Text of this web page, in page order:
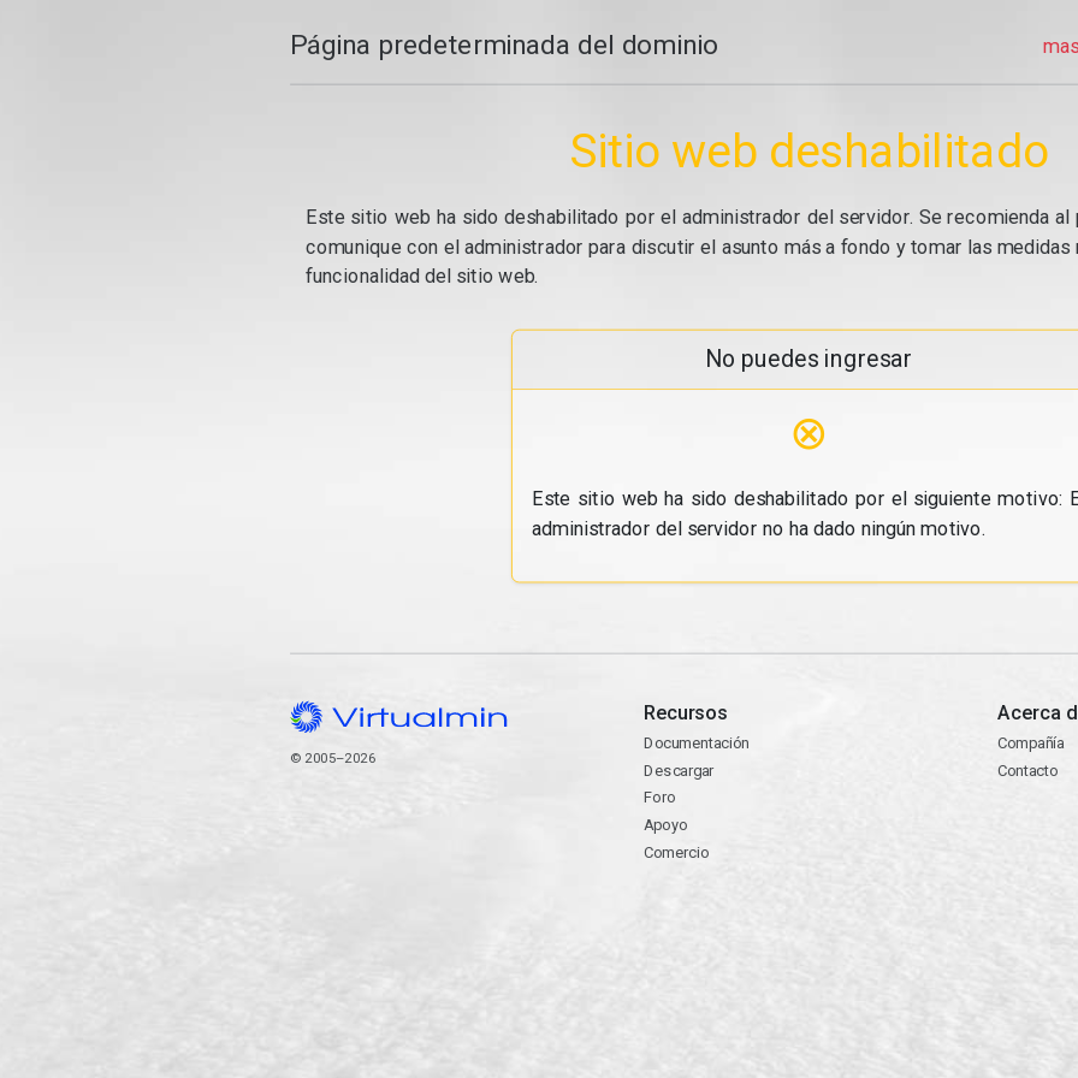
Página predeterminada del dominio
Sitio web deshabilitado
Este sitio web ha sido deshabilitado por el administrador del servidor. Se recomienda
comunique con el administrador para discutir el asunto más a fondo y tomar las medidas
funcionalidad del sitio web.
No puedes ingresar
⊗
Este sitio web ha sido deshabilitado por el siguiente motivo:
administrador del servidor no ha dado ningún motivo.
© 2005–2026
Recursos
Documentación
Descargar
Foro
Apoyo
Comercio
Acerca
Compañía
Contacto